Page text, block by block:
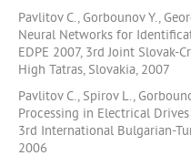
Pavlitov C., Gorbounov Y.,
Neural Networks for
EDPE 2007, 3rd Joint Slovak-
High Tatras, Slovakia, 2007
Pavlitov C., Spirov L.,
Processing in Electrical
3rd International Bulgarian-
2006